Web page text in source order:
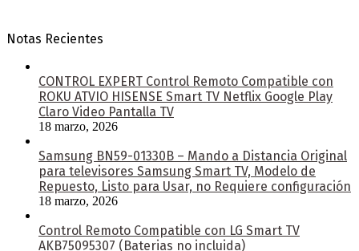
Notas Recientes
CONTROL EXPERT Control Remoto Compatible con
ROKU ATVIO HISENSE Smart TV Netflix Google Play
Claro Video Pantalla TV
18 marzo, 2026
Samsung BN59-01330B – Mando a Distancia Original
para televisores Samsung Smart TV, Modelo de
Repuesto, Listo para Usar, no Requiere configuración
18 marzo, 2026
Control Remoto Compatible con LG Smart TV
AKB75095307 (Baterias no incluida)